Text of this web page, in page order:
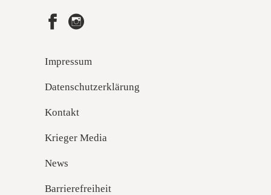
Impressum
Datenschutzerklärung
Kontakt
Krieger Media
News
Barrierefreiheit